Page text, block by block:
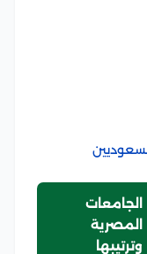
الجامعات
المصرية
وترتيبها